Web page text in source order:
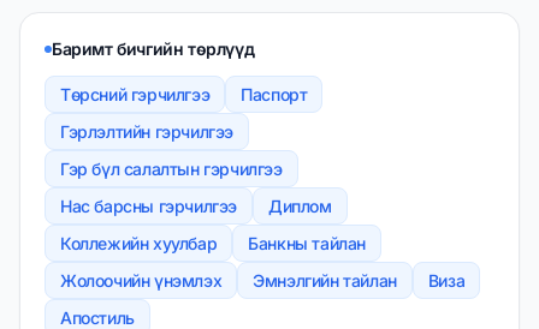
Баримт бичгийн төрлүүд
Төрсний гэрчилгээ
Паспорт
Гэрлэлтийн гэрчилгээ
Гэр бүл салалтын гэрчилгээ
Нас барсны гэрчилгээ
Диплом
Коллежийн хуулбар
Банкны тайлан
Жолоочийн үнэмлэх
Эмнэлгийн тайлан
Виза
Апостиль